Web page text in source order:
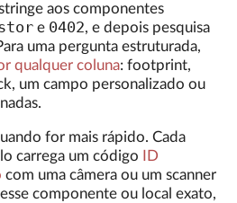
aos componentes
e 0402, e depois pesquisa
uma pergunta estruturada,
qualquer coluna: footprint,
um campo personalizado ou
for mais rápido. Cada
carrega um código
ID
com uma câmera ou um scanner
componente ou local exato,